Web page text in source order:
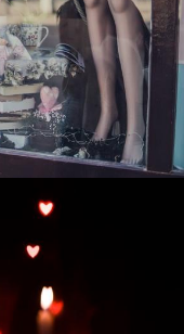
интернет-